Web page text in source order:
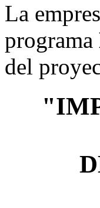
La
programa
del